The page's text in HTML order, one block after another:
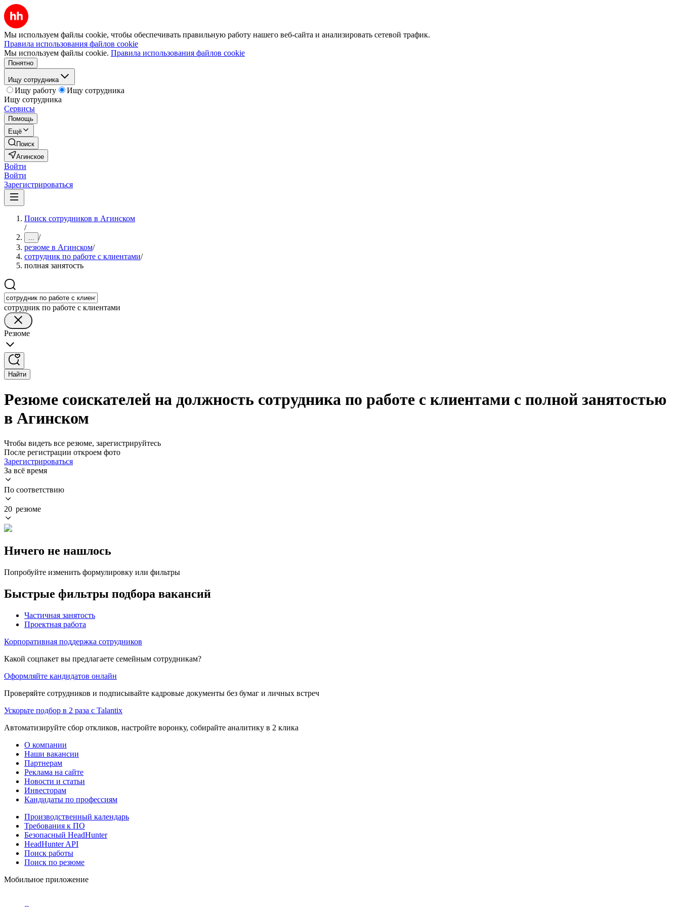
Мы используем файлы cookie, чтобы обеспечивать правильную работу нашего веб-сайта и анализировать сетевой трафик.
Правила использования файлов cookie
Мы используем файлы cookie. Правила использования файлов cookie
Понятно
Ищу сотрудника
Ищу работу
Ищу сотрудника
Ищу сотрудника
Сервисы
Помощь
Ещё
Поиск
Агинское
Войти
Войти
Зарегистрироваться
Поиск сотрудников в Агинском
/
... /
резюме в Агинском/
сотрудник по работе с клиентами/
полная занятость
сотрудник по работе с клиентами
Резюме
Найти
Резюме соискателей на должность сотрудника по работе с клиентами с полной занятостью
в Агинском
Чтобы видеть все резюме, зарегистрируйтесь
После регистрации откроем фото
Зарегистрироваться
За всё время
По соответствию
20 резюме
Ничего не нашлось
Попробуйте изменить формулировку или фильтры
Быстрые фильтры подбора вакансий
Частичная занятость
Проектная работа
Корпоративная поддержка сотрудников
Какой соцпакет вы предлагаете семейным сотрудникам?
Оформляйте кандидатов онлайн
Проверяйте сотрудников и подписывайте кадровые документы без бумаг и личных встреч
Ускорьте подбор в 2 раза с Talantix
Автоматизируйте сбор откликов, настройте воронку, собирайте аналитику в 2 клика
О компании
Наши вакансии
Партнерам
Реклама на сайте
Новости и статьи
Инвесторам
Кандидаты по профессиям
Производственный календарь
Требования к ПО
Безопасный HeadHunter
HeadHunter API
Поиск работы
Поиск по резюме
Мобильное приложение